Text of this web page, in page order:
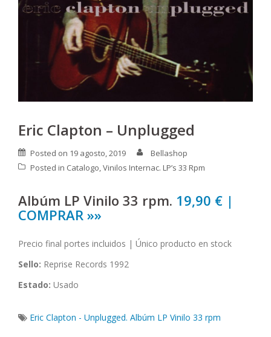
Eric Clapton – Unplugged
Posted on 19 agosto, 2019
Bellashop
Posted in Catalogo,Vinilos Internac. LP’s 33 Rpm
Albúm LP Vinilo 33 rpm. 19,90 € |
COMPRAR »»
Precio final portes incluidos | Único producto en stock
Sello: Reprise Records 1992
Estado: Usado
Eric Clapton - Unplugged. Albúm LP Vinilo 33 rpm